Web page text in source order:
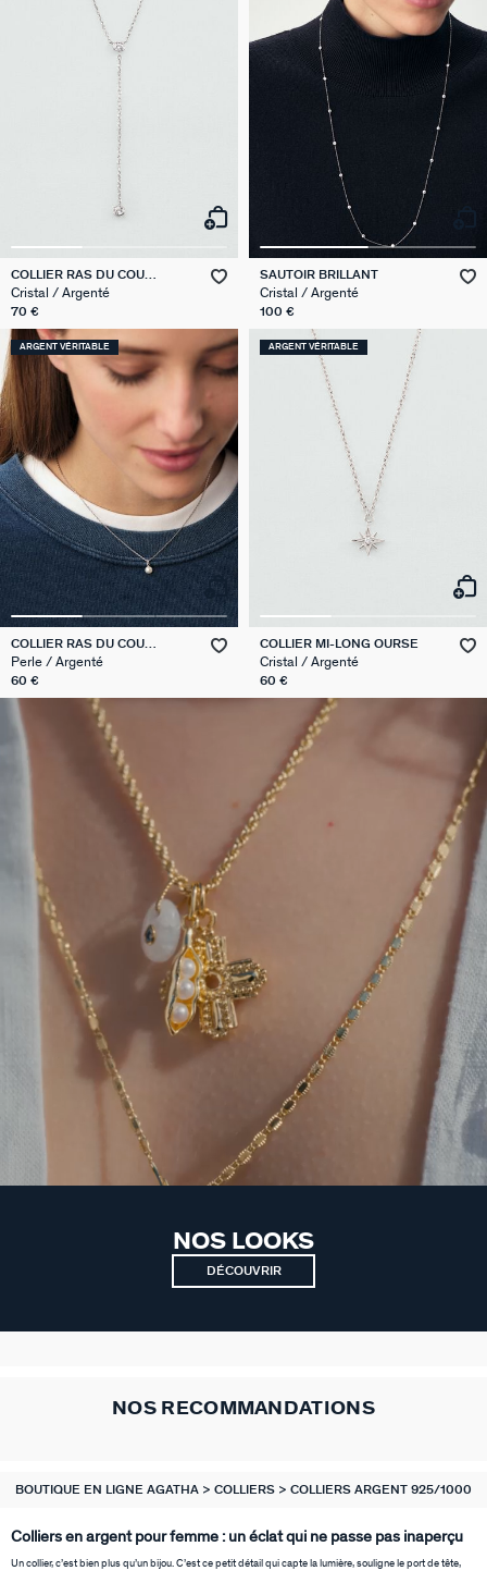
COLLIER RAS DU COU
BRILLANT
Cristal / Argenté
70 €
SAUTOIR BRILLANT
Cristal / Argenté
100 €
ARGENT VÉRITABLE
COLLIER RAS DU COU
PERLYS
Perle / Argenté
60 €
ARGENT VÉRITABLE
COLLIER MI-LONG OURSE
Cristal / Argenté
60 €
NOS LOOKS
DÉCOUVRIR
NOS RECOMMANDATIONS
BOUTIQUE EN LIGNE AGATHA COLLIERS COLLIERS ARGENT 925/1000
Colliers en argent pour femme : un éclat qui ne passe pas inaperçu
Un collier, c’est bien plus qu’un bijou. C’est ce petit détail qui capte la lumière, souligne le port de tête,